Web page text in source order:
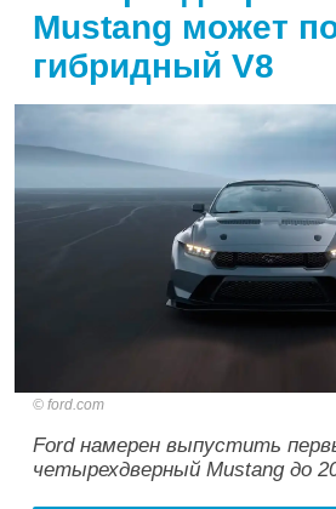
Mustang может
гибридный V8
ford.com
Ford намерен выпустить
четырехдверный Mustang до